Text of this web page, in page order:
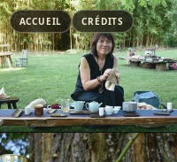
ACCUEIL CRÉDITS